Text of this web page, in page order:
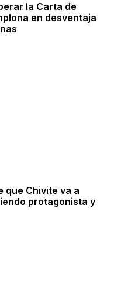
la Carta de
en desventaja
que Chivite va a
protagonista y